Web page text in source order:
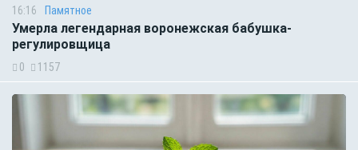
16:16 Памятное
Умерла легендарная воронежская бабушка-
регулировщица
0 1157